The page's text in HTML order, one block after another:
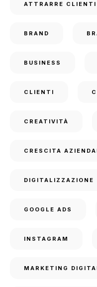
ATTRARRE CLIENTI
BRAND
BUSINESS
CLIENTI
CREATIVITÀ
CRESCITA
DIGITALIZZAZIONE
GOOGLE ADS
INSTAGRAM
MARKETING